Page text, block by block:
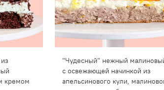
кремом
"Чудесный" нежный
с освежающей начинкой из
апельсинового кули,